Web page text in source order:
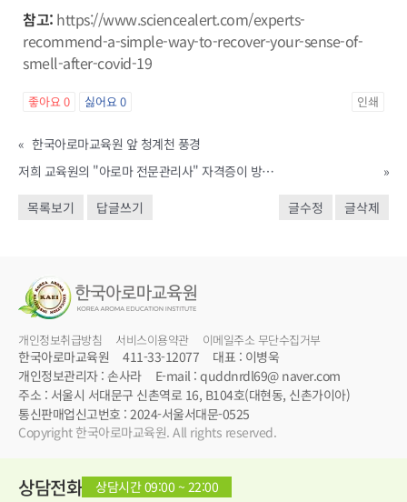
참고: https://www.sciencealert.com/experts-
recommend-a-simple-way-to-recover-your-sense-of-
smell-after-covid-19
좋아요0 싫어요0 인쇄
« 한국아로마교육원 앞 청계천 풍경
저희 교육원의 "아로마 전문관리사" 자격증이 방송에 나왔어요...
»
목록보기
답글쓰기 글수정 글삭제
개인정보취급방침 서비스이용약관 이메일주소 무단수집거부
한국아로마교육원 411-33-12077
대표 : 이병욱
개인정보관리자 : 손사라
E-mail : quddnrdl69@ naver.com
주소 : 서울시 서대문구 신촌역로 16, B104호(대현동, 신촌가이아)
통신판매업신고번호 : 2024-서울서대문-0525
Copyright 한국아로마교육원. All rights reserved.
상담전화 상담시간 09:00 ~ 22:00